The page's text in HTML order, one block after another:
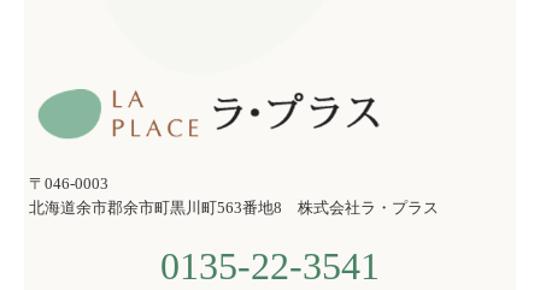
〒046-0003
北海道余市郡余市町黒川町563番地8 株式会社ラ・プラス
0135-22-3541